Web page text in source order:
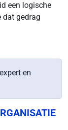
een logische
dat gedrag
en